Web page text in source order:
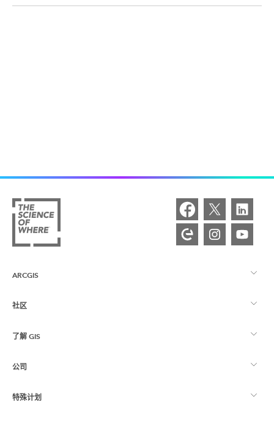
ARCGIS
ArcGIS 概览
制图
社区
Esri 社区
ArcGIS 博客
了解 GIS
什么是 GIS？
位置智能
公司
关于 Esri
特殊计划